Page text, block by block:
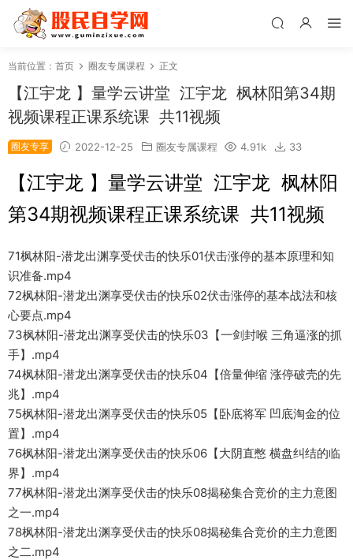
当前位置： 首页 圈友专属课程 正文
【江宇龙 】量学云讲堂 江宇龙 枫林阳第34期
视频课程正课系统课 共11视频
圈友专享 2022-12-25 圈友专属课程 4.91k 33
【江宇龙 】量学云讲堂 江宇龙 枫林阳
第34期视频课程正课系统课 共11视频
71枫林阳-潜龙出渊享受伏击的快乐01伏击涨停的基本原理和知
识准备.mp4
72枫林阳-潜龙出渊享受伏击的快乐02伏击涨停的基本战法和核
心要点.mp4
73枫林阳-潜龙出渊享受伏击的快乐03【一剑封喉 三角逼涨的抓
手】.mp4
74枫林阳-潜龙出渊享受伏击的快乐04【倍量伸缩 涨停破壳的先
兆】.mp4
75枫林阳-潜龙出渊享受伏击的快乐05【卧底将军 凹底淘金的位
置】.mp4
76枫林阳-潜龙出渊享受伏击的快乐06【大阴直憋 横盘纠结的临
界】.mp4
77枫林阳-潜龙出渊享受伏击的快乐08揭秘集合竞价的主力意图
之一.mp4
78枫林阳-潜龙出渊享受伏击的快乐08揭秘集合竞价的主力意图
之二.mp4